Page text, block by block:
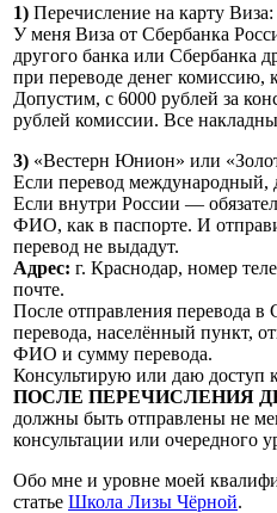
1) Перечисление на карту Виза:
У меня Виза от Сбербанка
другого банка или Сбербанка
при переводе денег комиссию,
Допустим, с 6000 рублей за
рублей комиссии. Все
3) «Вестерн Юнион» или
Если перевод международный,
Если внутри России —
ФИО, как в паспорте. И
перевод не выдадут.
Адрес: г. Краснодар, номер
почте.
После отправления перевода
перевода, населённый пункт,
ФИО и сумму перевода.
Консультирую или даю доступ
ПОСЛЕ ПЕРЕЧИСЛЕНИЯ
должны быть отправлены не
консультации или очередного
Обо мне и уровне моей
статье Школа Лизы Чёрной.